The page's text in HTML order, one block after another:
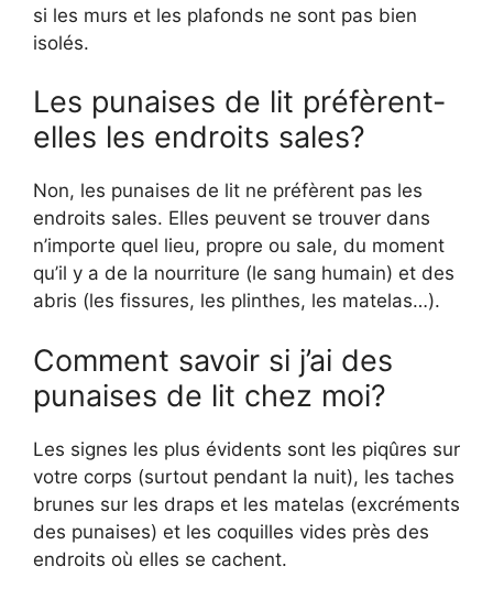
si les murs et les plafonds ne sont pas bien
isolés.
Les punaises de lit préfèrent-
elles les endroits sales?
Non, les punaises de lit ne préfèrent pas les
endroits sales. Elles peuvent se trouver dans
n’importe quel lieu, propre ou sale, du moment
qu’il y a de la nourriture (le sang humain) et des
abris (les fissures, les plinthes, les matelas…).
Comment savoir si j’ai des
punaises de lit chez moi?
Les signes les plus évidents sont les piqûres sur
votre corps (surtout pendant la nuit), les taches
brunes sur les draps et les matelas (excréments
des punaises) et les coquilles vides près des
endroits où elles se cachent.